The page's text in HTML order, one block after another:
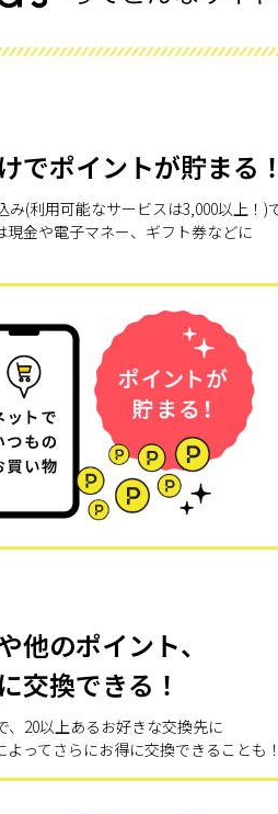
でポイントが貯まる
(利用可能なサービスは3,000以上！)
金や電子マネー、ギフト券などに
他のポイント、
交換できる！
、20以上あるお好きな交換先に
ってさらにお得に交換できることも